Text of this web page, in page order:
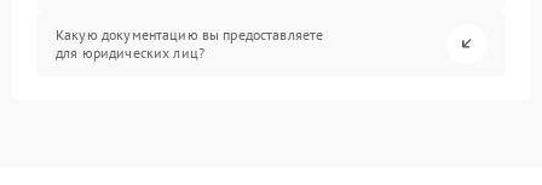
Какую документацию вы предоставляете
для юридических лиц?